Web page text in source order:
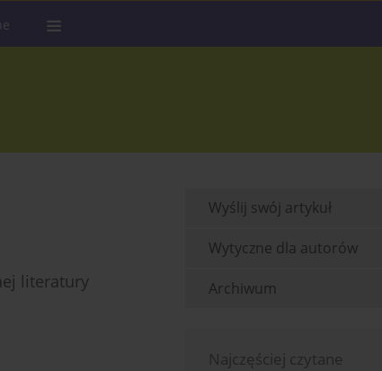
literatury
Wyślij swój artykuł
Wytyczne dla autorów
Archiwum
Najczęściej czytane